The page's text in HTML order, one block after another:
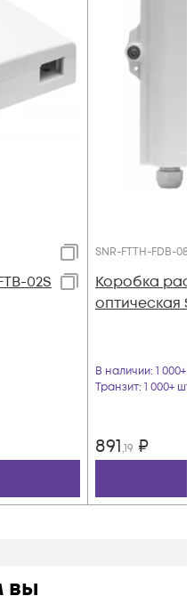
02S
SNR-FTTH-FDB-08J
Коробка
оптическая
В наличии: 1 000+
Транзит: 1 000+ шт
891,19 ₽
вы